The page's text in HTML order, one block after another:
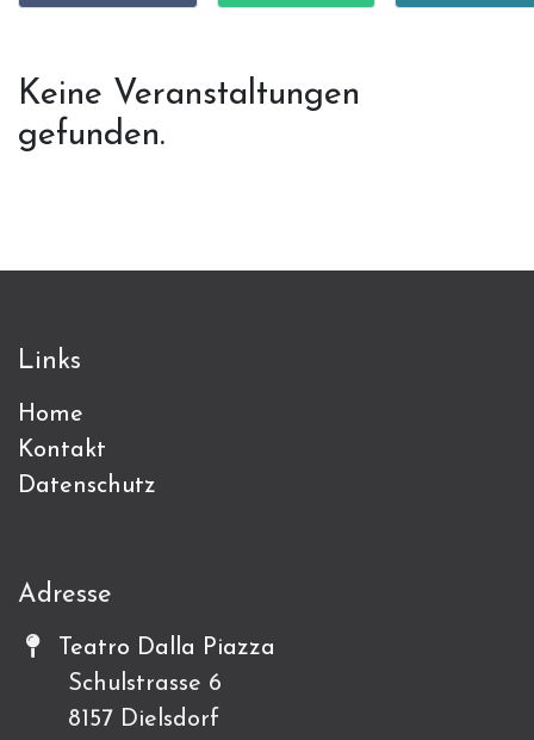
Keine Veranstaltungen
gefunden.
Links
Home
Kontakt
Datenschutz
Adresse
Teatro Dalla Piazza
Schulstrasse 6
8157 Dielsdorf